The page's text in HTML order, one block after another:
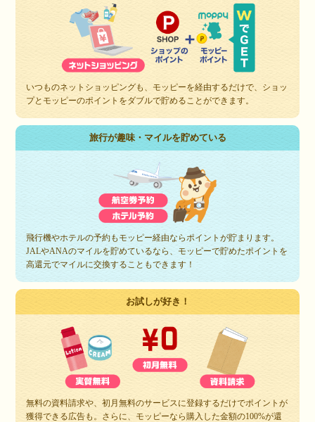
いつものネットショッピングも、モッピーを経由するだけで、ショッ
プとモッピーのポイントをダブルで貯めることができます。
旅行が趣味・マイルを貯めている
飛行機やホテルの予約もモッピー経由ならポイントが貯まります。
JALやANAのマイルを貯めているなら、モッピーで貯めたポイントを
高還元でマイルに交換することもできます！
お試しが好き！
無料の資料請求や、初月無料のサービスに登録するだけでポイントが
獲得できる広告も。さらに、モッピーなら購入した金額の100%が還